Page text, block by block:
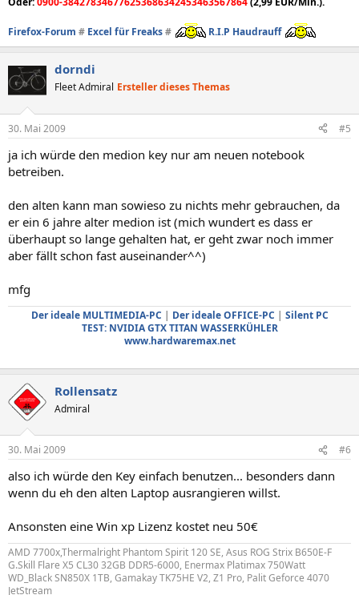
Firefox-Forum # Excel für Freaks# R.I.P Haudrauff
dorndi
Fleet Admiral Ersteller dieses Themas
30. Mai 2009 #5
ja ich würde den medion key nur am neuen notebook
betreiben.
den alten kann man sowieso zu nichts mehr gebrauchen, da
er ein 6 jahre alter medion ist (mich wundert es dass er
überhaupt so lange gehalten hat, er geht zwar noch immer
aber fällt schon fast auseinander^^)
mfg
Der ideale MULTIMEDIA-PC | Der ideale OFFICE-PC | Silent PC
TEST: NVIDIA GTX TITAN WASSERKÜHLER
www.hardwaremax.net
Rollensatz
Admiral
30. Mai 2009 #6
also ich würde den Key einfach benutzen... besonders dann
wenn du eh den alten Laptop ausrangieren willst.
Ansonsten eine Win xp Lizenz kostet neu 50€
AMD 7700x,Thermalright Phantom Spirit 120 SE, Asus ROG Strix B650E-F
G.Skill Flare X5 CL30 32GB DDR5-6000, Enermax Platimax 750Watt
WD_Black SN850X 1TB, Gamakay TK75HE V2, Z1 Pro, Palit Geforce 4070
JetStream